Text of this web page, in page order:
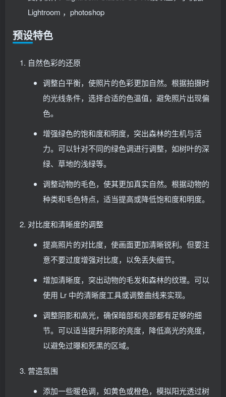
Lightroom ，photoshop
预设特色
自然色彩的还原
调整白平衡，使照片的色彩更加自然。根据拍摄时
的光线条件，选择合适的色温值，避免照片出现偏
色。
增强绿色的饱和度和明度，突出森林的生机与活
力。可以针对不同的绿色调进行调整，如树叶的深
绿、草地的浅绿等。
调整动物的毛色，使其更加真实自然。根据动物的
种类和毛色特点，适当提高或降低饱和度和明度。
对比度和清晰度的调整
提高照片的对比度，使画面更加清晰锐利。但要注
意不要过度增强对比度，以免丢失细节。
增加清晰度，突出动物的毛发和森林的纹理。可以
使用 Lr 中的清晰度工具或调整曲线来实现。
调整阴影和高光，确保暗部和亮部都有足够的细
节。可以适当提升阴影的亮度，降低高光的亮度，
以避免过曝和死黑的区域。
营造氛围
添加一些暖色调，如黄色或橙色，模拟阳光透过树